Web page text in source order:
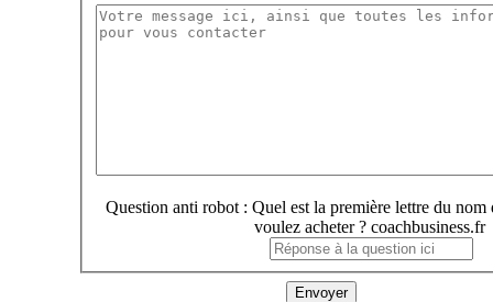
Question anti robot : Quel est la première lettre du nom
voulez acheter ? coachbusiness.fr